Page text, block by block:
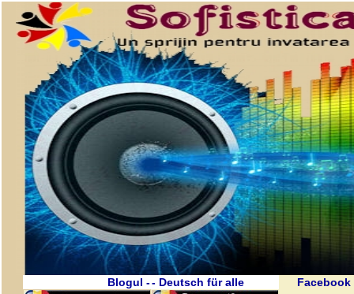
Blogul -- Deutsch für alle Facebook